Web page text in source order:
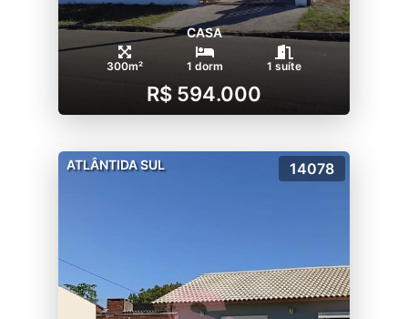
CASA
300m² 1 dorm 1 suíte
R$ 594.000
ATLÂNTIDA SUL 14078